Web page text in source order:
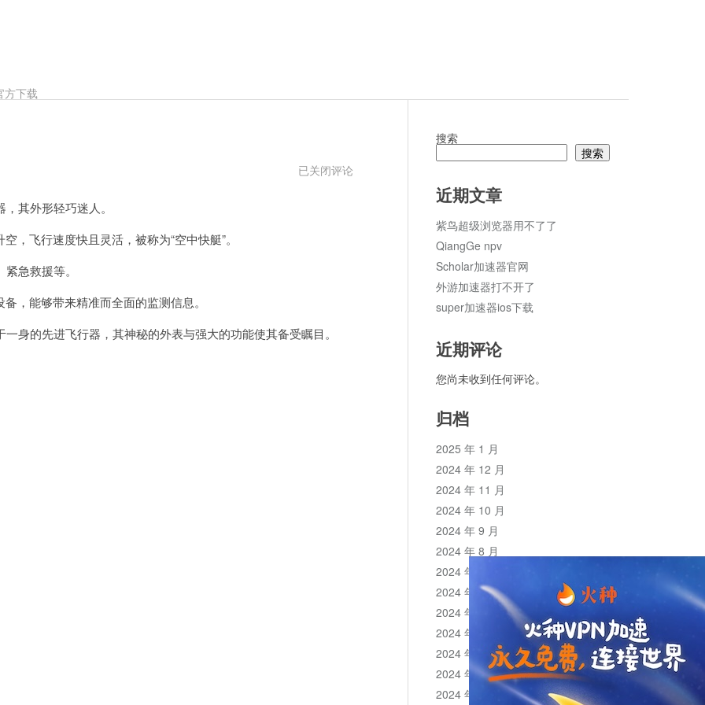
方下载
ssr
已关闭评论
其外形轻巧迷人。
飞行速度快且灵活，被称为“空中快艇”。
急救援等。
能够带来精准而全面的监测信息。
的先进飞行器，其神秘的外表与强大的功能使其备受瞩目。
搜索
搜索
近期文章
紫鸟超级浏览器用不了了
QiangGe npv
Scholar加速器官网
外游加速器打不开了
super加速器ios下载
近期评论
您尚未收到任何评论。
归档
2025 年 1 月
2024 年 12 月
2024 年 11 月
2024 年 10 月
2024 年 9 月
2024 年 8 月
2024 年 7 月
2024 年 6 月
2024 年 5 月
2024 年 4 月
2024 年 3 月
2024 年 2 月
2024 年 1 月